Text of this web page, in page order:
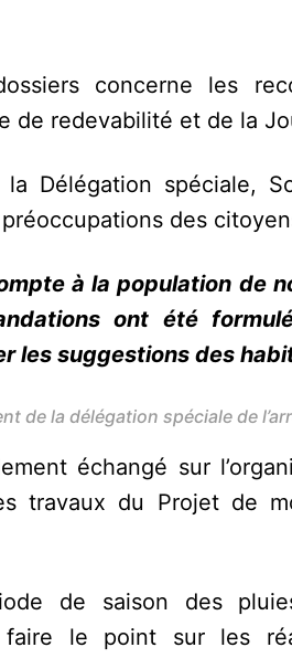
concerne les
de redevabilité et de la
Délégation spéciale,
des
à la population de
ont été
les suggestions des
de la délégation spéciale de
échangé sur
travaux du Projet de
de saison des
le point sur les